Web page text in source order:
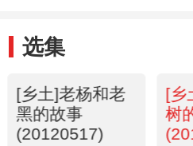
选集
[乡土]老杨和老
黑的故事
(20120517)
[乡
树